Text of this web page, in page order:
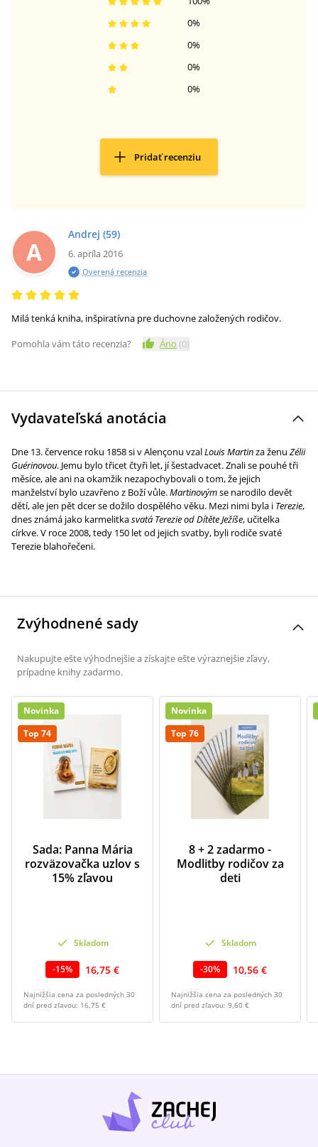
0%
0%
0%
0%
Pridať recenziu
A
Andrej (59)
6. apríla 2016
Overená recenzia
Milá tenká kniha, inšpiratívna pre duchovne založených rodičov.
Pomohla vám táto recenzia?
Áno (0)
Vydavateľská anotácia
Dne 13. července roku 1858 si v Alençonu vzalLouis Martinza ženu Zélii
Guérinovou. Jemu bylo třicet čtyři let, jí šestadvacet. Znali se pouhé tři
měsíce, ale ani na okamžik nezapochybovali o tom, že jejich
manželství bylo uzavřeno z Boží vůle.Martinovýmse narodilo devět
dětí, ale jen pět dcer se dožilo dospělého věku. Mezi nimi byla i Terezie,
dnes známá jako karmelitkasvatá Terezie od Dítěte Ježíše, učitelka
církve. V roce 2008, tedy 150 let od jejich svatby, byli rodiče svaté
Terezie blahořečeni.
Zvýhodnené sady
Nakupujte ešte výhodnejšie a získajte ešte výraznejšie zľavy,
prípadne knihy zadarmo.
Novinka
Top 74
Sada: Panna Mária
rozväzovačka uzlov s
15% zľavou
Skladom
-15% 16,75 €
Najnižšia cena za posledných 30
dní pred zľavou: 16,75 €
Novinka
Top 76
8 + 2 zadarmo -
Modlitby rodičov za
deti
Skladom
-30% 10,56 €
Najnižšia cena za posledných 30
dní pred zľavou: 9,60 €